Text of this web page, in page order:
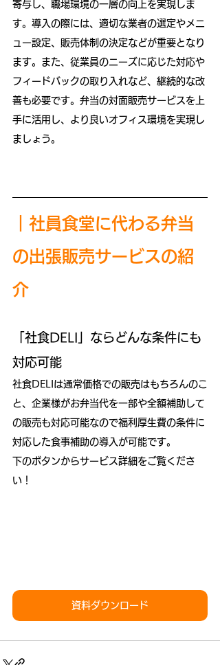
寄与し、職場環境の一層の向上を実現しま
す。導入の際には、適切な業者の選定やメニ
ュー設定、販売体制の決定などが重要となり
ます。また、従業員のニーズに応じた対応や
フィードバックの取り入れなど、継続的な改
善も必要です。弁当の対面販売サービスを上
手に活用し、より良いオフィス環境を実現し
ましょう。
｜社員食堂に代わる弁当
の出張販売サービスの紹
介
「社食DELI」ならどんな条件にも
対応可能
社食DELIは通常価格での販売はもちろんのこ
と、企業様がお弁当代を一部や全額補助して
の販売も対応可能なので福利厚生費の条件に
対応した食事補助の導入が可能です。
下のボタンからサービス詳細をご覧くださ
い！
資料ダウンロード